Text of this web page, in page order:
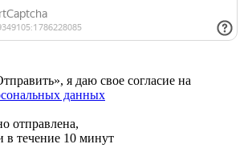
я даю свое согласие на
данных
отправлена,
течение 10 минут